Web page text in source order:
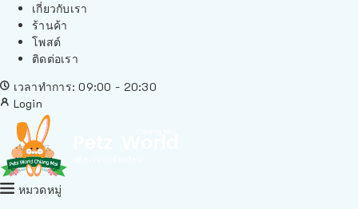
เกี่ยวกับเรา
ร้านค้า
โพสต์
ติดต่อเรา
เวลาทำการ: 09:00 - 20:30
Login
หมวดหมู่